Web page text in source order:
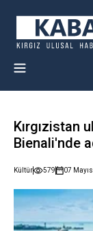
Kırgızistan
Bienali'nde
Kültür 579 07